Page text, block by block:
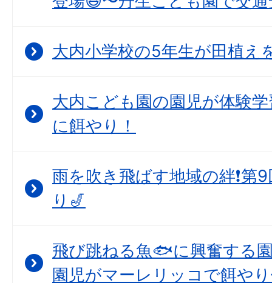
大内小学校の5年生が田植え
大内こども園の園児が体験
に餌やり！
雨を吹き飛ばす地域の絆❗第
り🎷
飛び跳ねる魚🐟に興奮する
園児がマーレリッコで餌や